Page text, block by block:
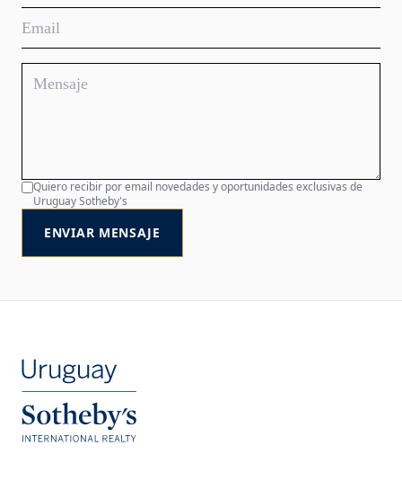
Quiero recibir por email novedades y oportunidades exclusivas de
Uruguay Sotheby's
ENVIAR MENSAJE